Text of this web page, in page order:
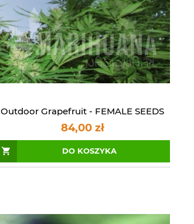
Outdoor Grapefruit - FEMALE SEEDS
84,00 zł
DO KOSZYKA